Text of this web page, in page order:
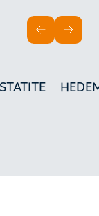
INDIETRO